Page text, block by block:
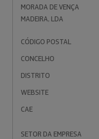
MORADA DE VENÇA
MADEIRA, LDA
CÓDIGO POSTAL
CONCELHO
DISTRITO
WEBSITE
CAE
SETOR DA EMPRESA